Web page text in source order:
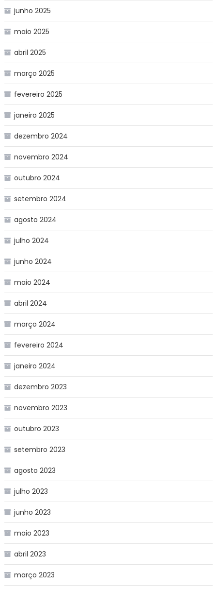
junho 2025
maio 2025
abril 2025
março 2025
fevereiro 2025
janeiro 2025
dezembro 2024
novembro 2024
outubro 2024
setembro 2024
agosto 2024
julho 2024
junho 2024
maio 2024
abril 2024
março 2024
fevereiro 2024
janeiro 2024
dezembro 2023
novembro 2023
outubro 2023
setembro 2023
agosto 2023
julho 2023
junho 2023
maio 2023
abril 2023
março 2023